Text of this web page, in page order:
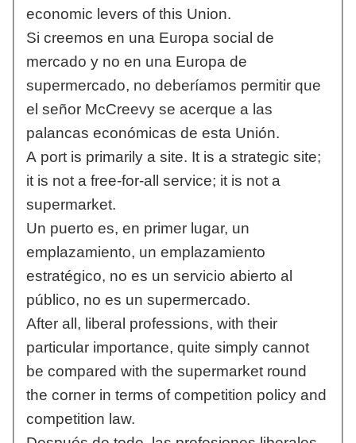
economic levers of this Union.
Si creemos en una Europa social de
mercado y no en una Europa de
supermercado, no deberíamos permitir que
el señor McCreevy se acerque a las
palancas económicas de esta Unión.
A port is primarily a site. It is a strategic site;
it is not a free-for-all service; it is not a
supermarket.
Un puerto es, en primer lugar, un
emplazamiento, un emplazamiento
estratégico, no es un servicio abierto al
público, no es un supermercado.
After all, liberal professions, with their
particular importance, quite simply cannot
be compared with the supermarket round
the corner in terms of competition policy and
competition law.